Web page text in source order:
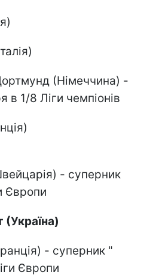
(Німеччина) -
в 1/8 Ліги чемпіонів
- суперник
Європи
(Україна)
- суперник "
Європи